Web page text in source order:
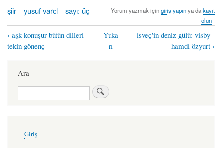
şiir yusuf varol sayı: üç Yorum yazmak içingiriş yapınya dakayıt
olun
Book
traversal
links
for
gözlerine
yusuf
‹ aşk konuşur bütün dilleri -
tekin gönenç
Yuka
rı
isveç'in deniz gülü: visby -
hamdi özyurt ›
Ara
Ara
account
Giriş